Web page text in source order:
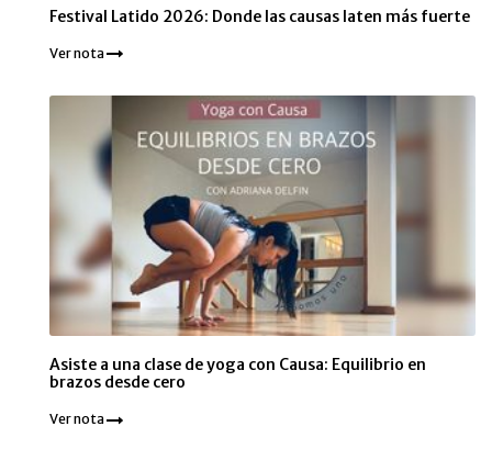
Festival Latido 2026: Donde las causas laten más fuerte
Ver nota
Asiste a una clase de yoga con Causa: Equilibrio en
brazos desde cero
Ver nota